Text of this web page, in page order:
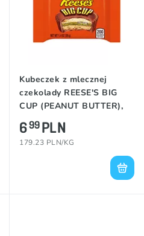
Kubeczek z mlecznej
czekolady REESE'S BIG
CUP (PEANUT BUTTER),
39g
699PLN
179.23 PLN/KG